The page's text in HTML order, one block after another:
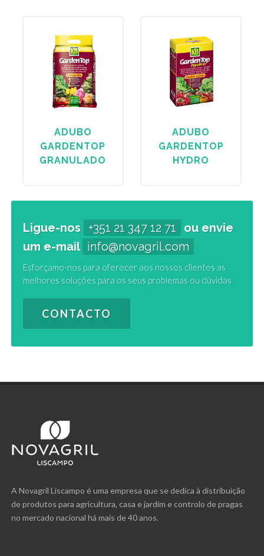
ADUBO
GARDENTOP
GRANULADO
ADUBO
GARDENTOP
HYDRO
Ligue-nos +351 21 347 12 71
ou envie
um e-mail info@novagril.com
Esforçamo-nos para oferecer aos nossos clientes as
melhores soluções para os seus problemas ou dúvidas
CONTACTO
A Novagril Liscampo é uma empresa que se dedica à distribuição
de produtos para agricultura, casa e jardim e controlo de pragas
no mercado nacional há mais de 40 anos.